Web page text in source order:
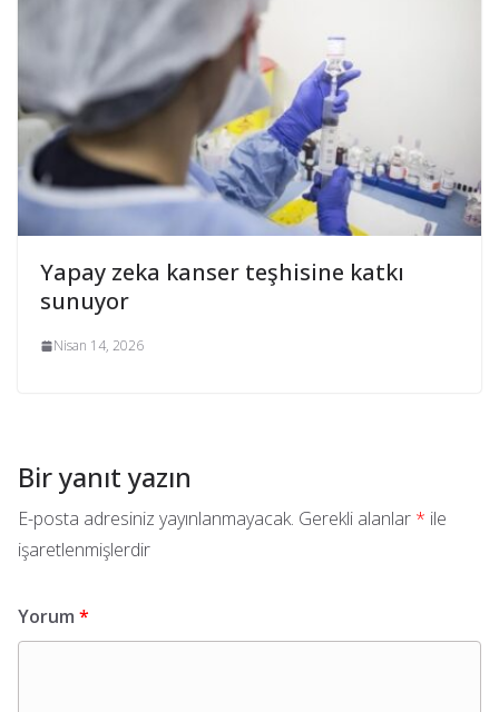
Yapay zeka kanser teşhisine katkı
sunuyor
Nisan 14, 2026
Bir yanıt yazın
E-posta adresiniz yayınlanmayacak. Gerekli alanlar * ile
işaretlenmişlerdir
Yorum *